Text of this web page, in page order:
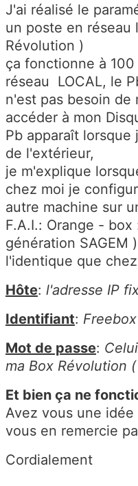
J'ai réalisé le
un poste en réseau
Révolution )
ça fonctionne à
réseau LOCAL, le
n'est pas besoin de
accéder à mon
Pb apparaît
de l'extérieur,
je m'explique
chez moi je
autre machine sur
F.A.I.: Orange -
génération SAGEM
l'identique que
Hôte: l'adresse IP
Identifiant: Freebox
Mot de passe:
ma Box Révolution
Et bien ça ne
Avez vous une
vous en remercie
Cordialement